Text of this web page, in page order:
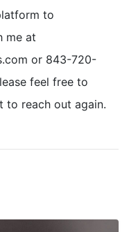
to
me at
or 843-720-
feel free to
to reach out again.